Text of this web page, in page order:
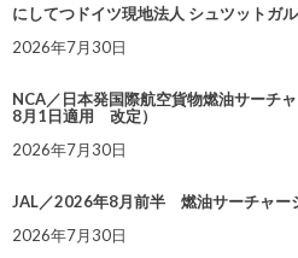
にしてつドイツ現地法人 シュツットガ
2026年7月30日
NCA／日本発国際航空貨物燃油サーチ
8月1日適用 改定）
2026年7月30日
JAL／2026年8月前半 燃油サーチャー
2026年7月30日